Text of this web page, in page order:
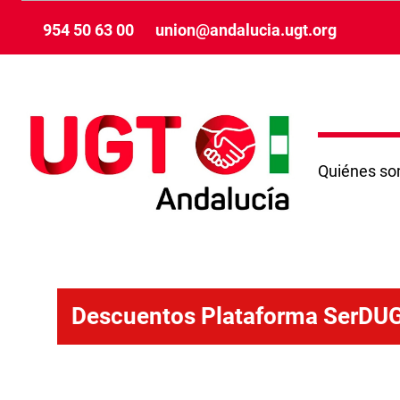
954 50 63 00 union@andalucia.ugt.org
Quiénes
Descuentos Plataforma